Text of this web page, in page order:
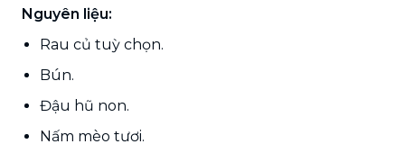
Nguyên liệu:
Rau củ tuỳ chọn.
Bún.
Đậu hũ non.
Nấm mèo tươi.